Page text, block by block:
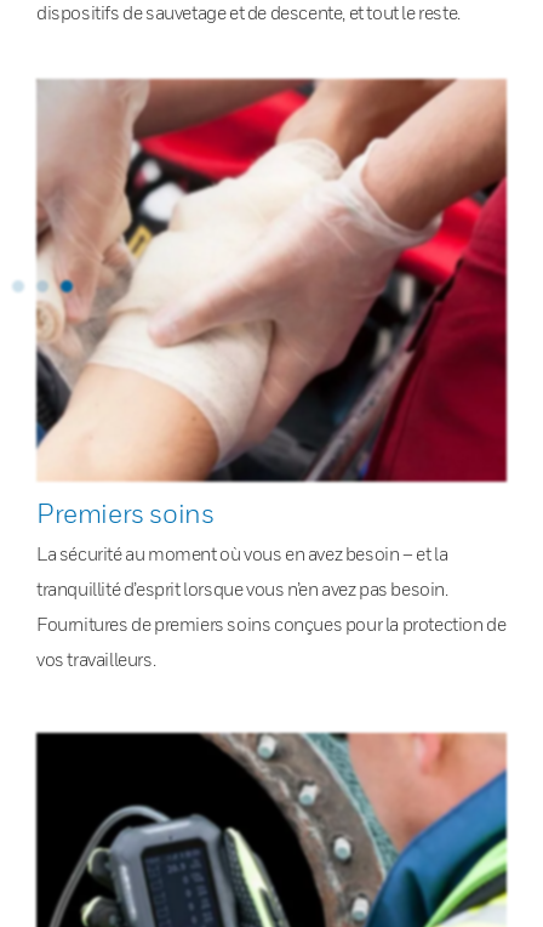
dispositifs de sauvetage et de descente, et tout le reste.
Premiers soins
La sécurité au moment où vous en avez besoin – et la
tranquillité d’esprit lorsque vous n’en avez pas besoin.
Fournitures de premiers soins conçues pour la protection de
vos travailleurs.